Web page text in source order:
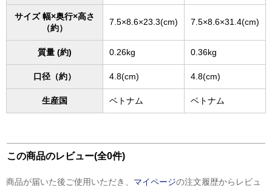
サイズ 幅×奥行×高さ
（約）
7.5×8.6×23.3(cm) 7.5×8.6×31.4(cm)
質量 (約) 0.26kg 0.36kg
口径（約） 4.8(cm) 4.8(cm)
生産国 ベトナム ベトナム
この商品のレビュー(全0件)
商品が届いた後ご使用いただき、 マイページの注文履歴からレビュ